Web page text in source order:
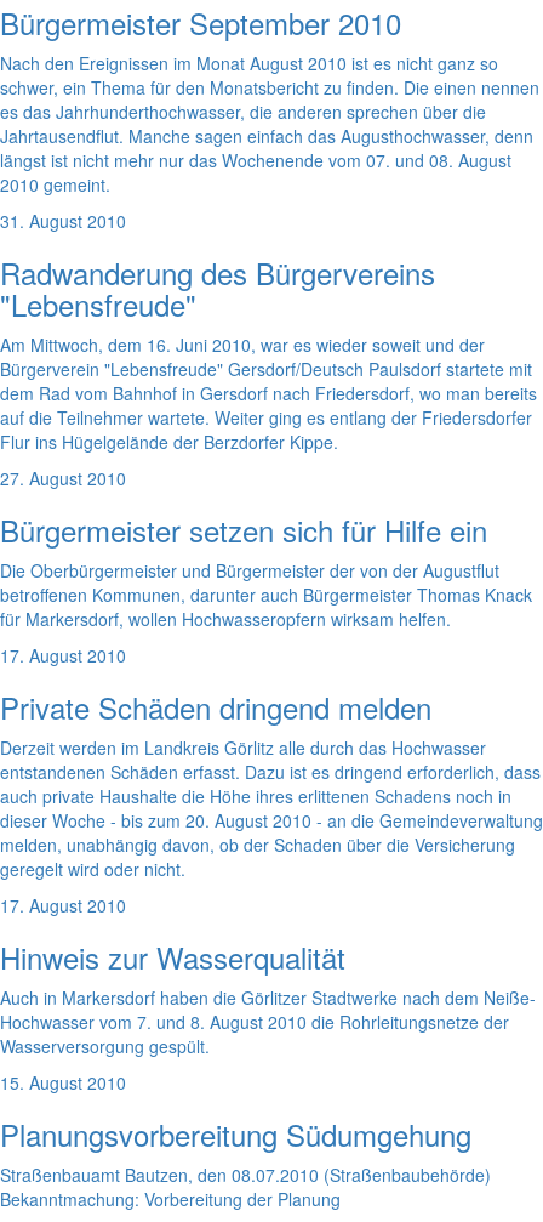
Bürgermeister September 2010
Nach den Ereignissen im Monat August 2010 ist es nicht ganz so
schwer, ein Thema für den Monatsbericht zu finden. Die einen nennen
es das Jahrhunderthochwasser, die anderen sprechen über die
Jahrtausendflut. Manche sagen einfach das Augusthochwasser, denn
längst ist nicht mehr nur das Wochenende vom 07. und 08. August
2010 gemeint.
31. August 2010
Radwanderung des Bürgervereins
"Lebensfreude"
Am Mittwoch, dem 16. Juni 2010, war es wieder soweit und der
Bürgerverein "Lebensfreude" Gersdorf/Deutsch Paulsdorf startete mit
dem Rad vom Bahnhof in Gersdorf nach Friedersdorf, wo man bereits
auf die Teilnehmer wartete. Weiter ging es entlang der Friedersdorfer
Flur ins Hügelgelände der Berzdorfer Kippe.
27. August 2010
Bürgermeister setzen sich für Hilfe ein
Die Oberbürgermeister und Bürgermeister der von der Augustflut
betroffenen Kommunen, darunter auch Bürgermeister Thomas Knack
für Markersdorf, wollen Hochwasseropfern wirksam helfen.
17. August 2010
Private Schäden dringend melden
Derzeit werden im Landkreis Görlitz alle durch das Hochwasser
entstandenen Schäden erfasst. Dazu ist es dringend erforderlich, dass
auch private Haushalte die Höhe ihres erlittenen Schadens noch in
dieser Woche - bis zum 20. August 2010 - an die Gemeindeverwaltung
melden, unabhängig davon, ob der Schaden über die Versicherung
geregelt wird oder nicht.
17. August 2010
Hinweis zur Wasserqualität
Auch in Markersdorf haben die Görlitzer Stadtwerke nach dem Neiße-
Hochwasser vom 7. und 8. August 2010 die Rohrleitungsnetze der
Wasserversorgung gespült.
15. August 2010
Planungsvorbereitung Südumgehung
Straßenbauamt Bautzen, den 08.07.2010 (Straßenbaubehörde)
Bekanntmachung: Vorbereitung der Planung